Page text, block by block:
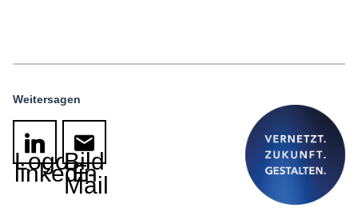
Weitersagen
Logo
linkedin
Bild
E-
Mail